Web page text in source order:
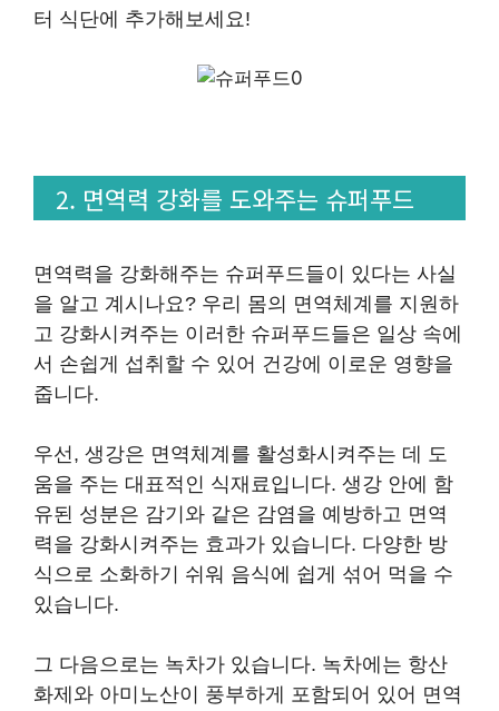
터 식단에 추가해보세요!
2. 면역력 강화를 도와주는 슈퍼푸드
면역력을 강화해주는 슈퍼푸드들이 있다는 사실
을 알고 계시나요? 우리 몸의 면역체계를 지원하
고 강화시켜주는 이러한 슈퍼푸드들은 일상 속에
서 손쉽게 섭취할 수 있어 건강에 이로운 영향을
줍니다.
우선, 생강은 면역체계를 활성화시켜주는 데 도
움을 주는 대표적인 식재료입니다. 생강 안에 함
유된 성분은 감기와 같은 감염을 예방하고 면역
력을 강화시켜주는 효과가 있습니다. 다양한 방
식으로 소화하기 쉬워 음식에 쉽게 섞어 먹을 수
있습니다.
그 다음으로는 녹차가 있습니다. 녹차에는 항산
화제와 아미노산이 풍부하게 포함되어 있어 면역